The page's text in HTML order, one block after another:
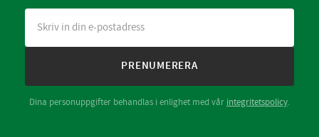
PRENUMERERA
Dina personuppgifter behandlas i enlighet med vår integritetspolicy.